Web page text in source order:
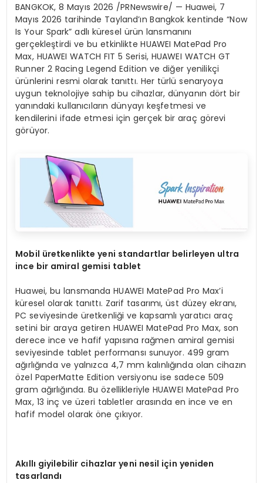
BANGKOK,8 Mayıs 2026 /PRNewswire/ — Huawei, 7
Mayıs 2026 tarihinde Tayland’ın Bangkok kentinde “Now
Is Your Spark” adlı küresel ürün lansmanını
gerçekleştirdi ve bu etkinlikte HUAWEI MatePad Pro
Max, HUAWEI WATCH FIT 5 Serisi, HUAWEI WATCH GT
Runner 2 Racing Legend Edition ve diğer yenilikçi
ürünlerini resmi olarak tanıttı. Her türlü senaryoya
uygun teknolojiye sahip bu cihazlar, dünyanın dört bir
yanındaki kullanıcıların dünyayı keşfetmesi ve
kendilerini ifade etmesi için gerçek bir araç görevi
görüyor.
Mobil üretkenlikte yeni standartlar belirleyen ultra
ince bir amiral gemisi tablet
Huawei, bu lansmanda HUAWEI MatePad Pro Max’i
küresel olarak tanıttı. Zarif tasarımı, üst düzey ekranı,
PC seviyesinde üretkenliği ve kapsamlı yaratıcı araç
setini bir araya getiren HUAWEI MatePad Pro Max, son
derece ince ve hafif yapısına rağmen amiral gemisi
seviyesinde tablet performansı sunuyor. 499 gram
ağırlığında ve yalnızca 4,7 mm kalınlığında olan cihazın
özel PaperMatte Edition versiyonu ise sadece 509
gram ağırlığında. Bu özellikleriyle HUAWEI MatePad Pro
Max, 13 inç ve üzeri tabletler arasında en ince ve en
hafif model olarak öne çıkıyor.
Akıllı giyilebilir cihazlar yeni nesil için yeniden
tasarlandı